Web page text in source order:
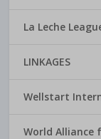
La Leche
LINKAGES
Wellstart
World Alliance